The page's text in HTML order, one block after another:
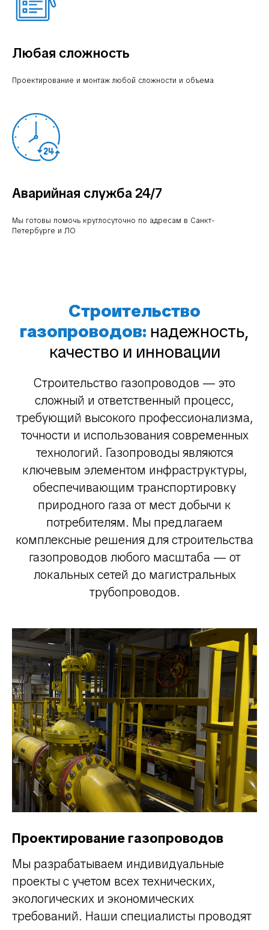
Любая сложность
Проектирование и монтаж любой сложности и объема
Аварийная служба 24/7
Мы готовы помочь круглосуточно по адресам в Санкт-
Петербурге и ЛО
Строительство
газопроводов: надежность,
качество и инновации
Строительство газопроводов — это
сложный и ответственный процесс,
требующий высокого профессионализма,
точности и использования современных
технологий. Газопроводы являются
ключевым элементом инфраструктуры,
обеспечивающим транспортировку
природного газа от мест добычи к
потребителям. Мы предлагаем
комплексные решения для строительства
газопроводов любого масштаба — от
локальных сетей до магистральных
трубопроводов.
Проектирование газопроводов
Мы разрабатываем индивидуальные
проекты с учетом всех технических,
экологических и экономических
требований. Наши специалисты проводят